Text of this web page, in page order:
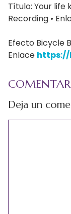
Título: Your life
Recording •
Efecto Bicycle
Enlace https://
Deja un